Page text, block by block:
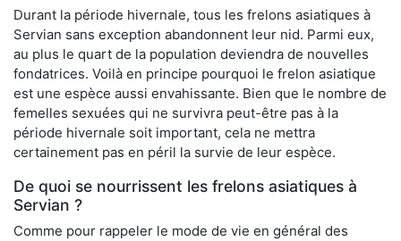
Durant la période hivernale, tous les frelons asiatiques à
Servian sans exception abandonnent leur nid. Parmi eux,
au plus le quart de la population deviendra de nouvelles
fondatrices. Voilà en principe pourquoi le frelon asiatique
est une espèce aussi envahissante. Bien que le nombre de
femelles sexuées qui ne survivra peut-être pas à la
période hivernale soit important, cela ne mettra
certainement pas en péril la survie de leur espèce.
De quoi se nourrissent les frelons asiatiques à
Servian ?
Comme pour rappeler le mode de vie en général des